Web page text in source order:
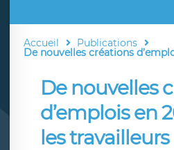
Accueil Publications
De nouvelles créations
De nouvelles
d’emplois en
les travailleurs